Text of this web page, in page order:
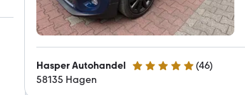
Hasper Autohandel 4.9 Sterne (46)
58135 Hagen